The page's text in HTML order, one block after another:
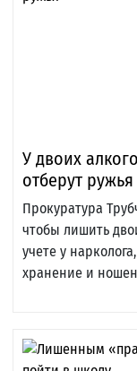
У двоих
отберут ружья
Прокуратура
чтобы лишить
учете у
хранение и